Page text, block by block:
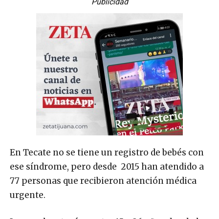
Publicidad
En Tecate no se tiene un registro de bebés con
ese síndrome, pero desde 2015 han atendido a
77 personas que recibieron atención médica
urgente.